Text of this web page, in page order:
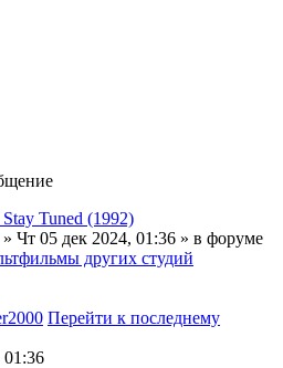
Tuned (1992)
» Чт 05 дек 2024, 01:36 » в форуме
других студий
Перейти к последнему
01:36